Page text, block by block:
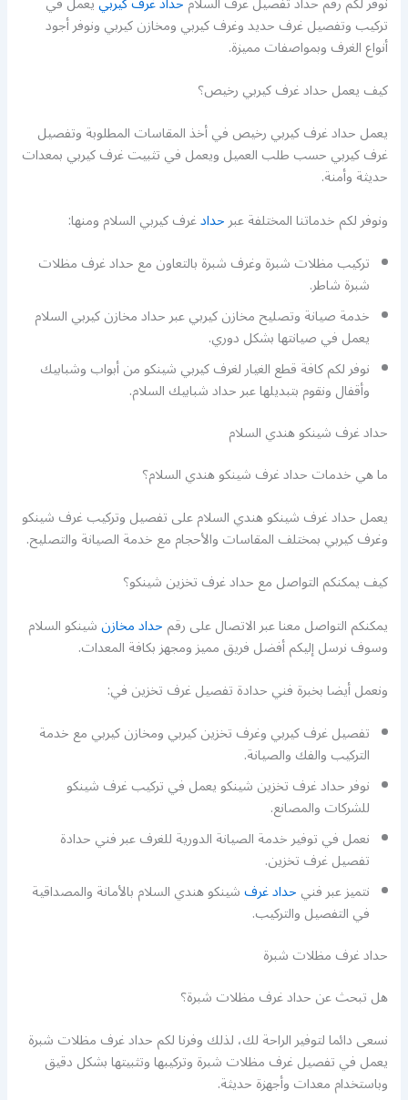
تركيب وتفصيل غرف حديد وغرف كيربي ومخازن كيربي ونوفر أجود
أنواع الغرف وبمواصفات مميزة.
كيف يعمل حداد غرف كيربي رخيص؟
يعمل حداد غرف كيربي رخيص في أخذ المقاسات المطلوبة وتفصيل
غرف كيربي حسب طلب العميل ويعمل في تثبيت غرف كيربي بمعدات
حديثة وأمنة.
ونوفر لكم خدماتنا المختلفة عبرحدادغرف كيربي السلام ومنها:
تركيب مظلات شبرة وغرف شبرة بالتعاون مع حداد غرف مظلات
شبرة شاطر.
خدمة صيانة وتصليح مخازن كيربي عبر حداد مخازن كيربي السلام
يعمل في صيانتها بشكل دوري.
نوفر لكم كافة قطع الغيار لغرف كيربي شينكو من أبواب وشبابيك
وأقفال ونقوم بتبديلها عبر حداد شبابيك السلام.
حداد غرف شينكو هندي السلام
ما هي خدمات حداد غرف شينكو هندي السلام؟
يعمل حداد غرف شينكو هندي السلام على تفصيل وتركيب غرف شينكو
وغرف كيربي بمختلف المقاسات والأحجام مع خدمة الصيانة والتصليح.
كيف يمكنكم التواصل مع حداد غرف تخزين شينكو؟
يمكنكم التواصل معنا عبر الاتصال على رقمحداد مخازنشينكو السلام
وسوف نرسل إليكم أفضل فريق مميز ومجهز بكافة المعدات.
ونعمل أيضا بخبرة فني حدادة تفصيل غرف تخزين في:
تفصيل غرف كيربي وغرف تخزين كيربي ومخازن كيربي مع خدمة
التركيب والفك والصيانة.
نوفر حداد غرف تخزين شينكو يعمل في تركيب غرف شينكو
للشركات والمصانع.
نعمل في توفير خدمة الصيانة الدورية للغرف عبر فني حدادة
تفصيل غرف تخزين.
نتميز عبر فنيحداد غرفشينكو هندي السلام بالأمانة والمصداقية
في التفصيل والتركيب.
حداد غرف مظلات شبرة
هل تبحث عن حداد غرف مظلات شبرة؟
نسعى دائما لتوفير الراحة لك، لذلك وفرنا لكم حداد غرف مظلات شبرة
يعمل في تفصيل غرف مظلات شبرة وتركيبها وتثبيتها بشكل دقيق
وباستخدام معدات وأجهزة حديثة.